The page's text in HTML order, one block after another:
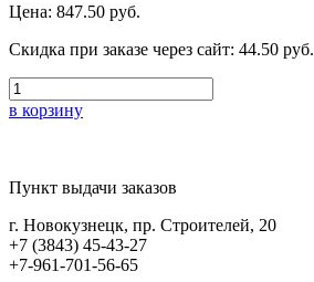
Цена: 847.50 руб.
Скидка при заказе через сайт: 44.50 руб.
в корзину
Пункт выдачи заказов
г. Новокузнецк, пр. Строителей, 20
+7 (3843) 45-43-27
+7-961-701-56-65